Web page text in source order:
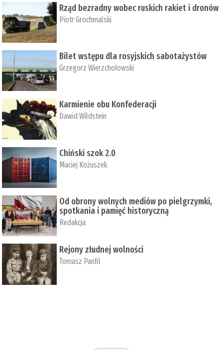
Rząd bezradny wobec ruskich rakiet i dronów
Piotr Grochmalski
Bilet wstępu dla rosyjskich sabotażystów
Grzegorz Wierzchołowski
Karmienie obu Konfederacji
Dawid Wildstein
Chiński szok 2.0
Maciej Kożuszek
Od obrony wolnych mediów po pielgrzymki,
spotkania i pamięć historyczną
Redakcja
Rejony złudnej wolności
Tomasz Panfil